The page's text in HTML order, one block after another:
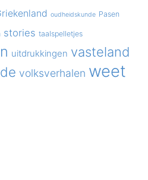
oudheidskunde Pasen
stories taalspelletjes
uitdrukkingen vasteland
volksverhalen weet